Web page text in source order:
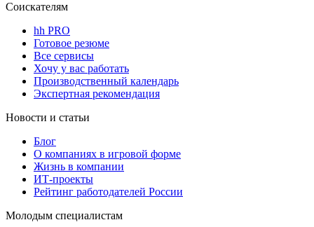
Соискателям
hh PRO
Готовое резюме
Все сервисы
Хочу у вас работать
Производственный календарь
Экспертная рекомендация
Новости и статьи
Блог
О компаниях в игровой форме
Жизнь в компании
ИТ-проекты
Рейтинг работодателей России
Молодым специалистам